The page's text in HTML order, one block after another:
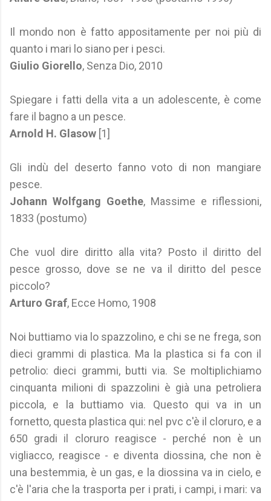
Il mondo non è fatto appositamente per noi più di
quanto i mari lo siano per i pesci.
Giulio Giorello, Senza Dio, 2010
Spiegare i fatti della vita a un adolescente, è come
fare il bagno a un pesce.
Arnold H. Glasow [1]
Gli indù del deserto fanno voto di non mangiare
pesce.
Johann Wolfgang Goethe, Massime e riflessioni,
1833 (postumo)
Che vuol dire diritto alla vita? Posto il diritto del
pesce grosso, dove se ne va il diritto del pesce
piccolo?
Arturo Graf, Ecce Homo, 1908
Noi buttiamo via lo spazzolino, e chi se ne frega, son
dieci grammi di plastica. Ma la plastica si fa con il
petrolio: dieci grammi, butti via. Se moltiplichiamo
cinquanta milioni di spazzolini è già una petroliera
piccola, e la buttiamo via. Questo qui va in un
fornetto, questa plastica qui: nel pvc c'è il cloruro, e a
650 gradi il cloruro reagisce - perché non è un
vigliacco, reagisce - e diventa diossina, che non è
una bestemmia, è un gas, e la diossina va in cielo, e
c'è l'aria che la trasporta per i prati, i campi, i mari: va